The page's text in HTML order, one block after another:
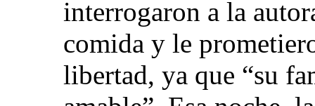
interrogaron a la
comida y le
libertad, ya que “su